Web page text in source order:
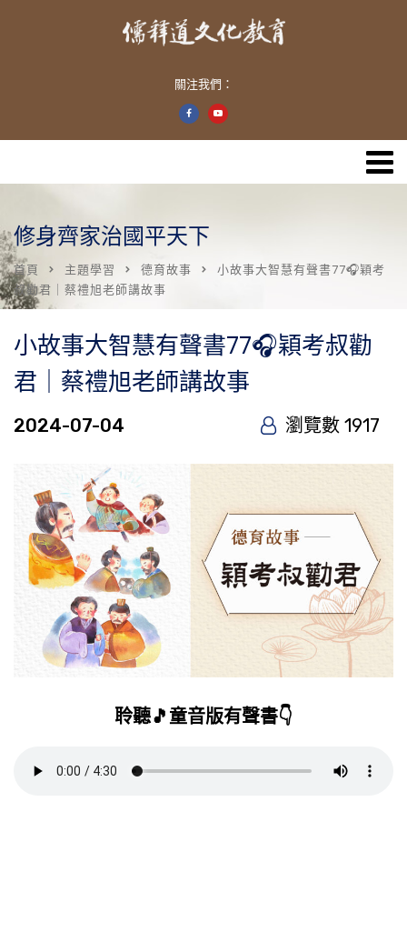
關注我們：
修身齊家治國平天下
首頁 主題學習 德育故事
小故事大智慧有聲書77🎧穎考
叔勸君｜蔡禮旭老師講故事
小故事大智慧有聲書77🎧穎考叔勸
君｜蔡禮旭老師講故事
2024-07-04 瀏覽數 1917
聆聽🎵童音版有聲書👇️